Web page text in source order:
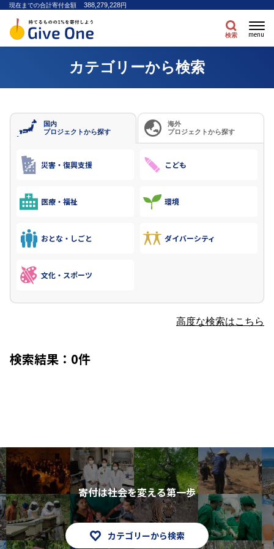
現在までの合計寄付金額 388,279,228円
検索 menu
カテゴリーから検索
国内
プロジェクトから探す
海外
プロジェクトから探す
災害・復興支援 こども
医療・福祉 環境
おとな・しごと ダイバーシティ
文化・スポーツ
高度な検索はこちら
検索結果：0件
寄付は社会を変える第一歩
カテゴリーから検索